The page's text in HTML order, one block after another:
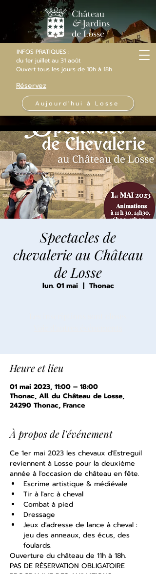
INFOS PRATIQUES :
du 1er juillet au 31 août
Ouvert tous les jours de 10h à 18h
Réservez
Aujourd'hui à Losse
Spectacles de
chevalerie au Château
de Losse
lun. 01 mai
  |
Thonac
Heure et lieu
01 mai 2023, 11:00 – 18:00
Thonac, All. du Château de Losse,
24290 Thonac, France
À propos de l'événement
Ce 1er mai 2023 les chevaux d'Estreguil
reviennent à Losse pour la deuxième
année à l'occasion de château en fête.
Escrime artistique & médiévale
Tir à l'arc à cheval
Combat à pied
Dressage
Jeux d'adresse de lance à cheval :
jeu des anneaux, des écus, des
foulards.
Ouverture du château de 11h à 18h.
PAS DE RÉSERVATION OBLIGATOIRE